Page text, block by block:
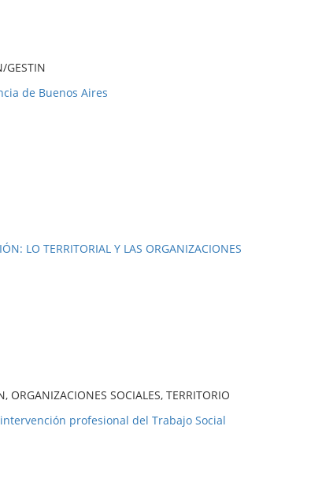
GESTIN
de Buenos Aires
LO TERRITORIAL Y LAS ORGANIZACIONES
ORGANIZACIONES SOCIALES, TERRITORIO
profesional del Trabajo Social